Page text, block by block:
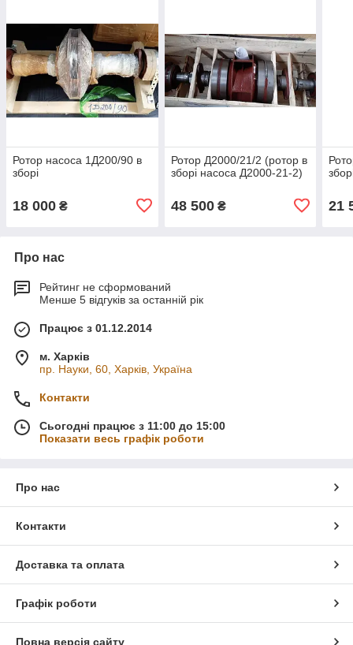
Ротор насоса 1Д200/90 в
зборі
18 000 ₴
Ротор Д2000/21/2 (ротор в
зборі насоса Д2000-21-2)
48 500₴ 21
Про нас
Рейтинг не сформований
Менше 5 відгуків за останній рік
Працює з 01.12.2014
м. Харків
пр. Науки, 60, Харків, Україна
Контакти
Сьогодні працює з 11:00 до 15:00
Показати весь графік роботи
Про нас
Контакти
Доставка та оплата
Графік роботи
Повна версія сайту